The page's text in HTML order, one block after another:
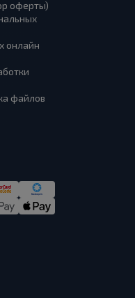
оферты)
онлайн
файлов